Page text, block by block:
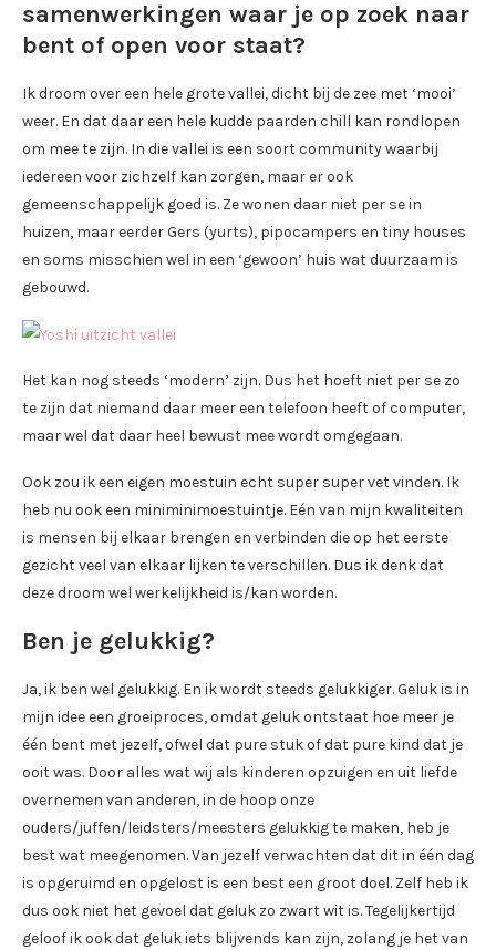
samenwerkingen waar je op zoek naar
bent of open voor staat?
Ik droom over een hele grote vallei, dicht bij de zee met ‘mooi’
weer. En dat daar een hele kudde paarden chill kan rondlopen
om mee te zijn. In die vallei is een soort community waarbij
iedereen voor zichzelf kan zorgen, maar er ook
gemeenschappelijk goed is. Ze wonen daar niet per se in
huizen, maar eerder Gers (yurts), pipocampers en tiny houses
en soms misschien wel in een ‘gewoon’ huis wat duurzaam is
gebouwd.
Het kan nog steeds ‘modern’ zijn. Dus het hoeft niet per se zo
te zijn dat niemand daar meer een telefoon heeft of computer,
maar wel dat daar heel bewust mee wordt omgegaan.
Ook zou ik een eigen moestuin echt super super vet vinden. Ik
heb nu ook een miniminimoestuintje. Eén van mijn kwaliteiten
is mensen bij elkaar brengen en verbinden die op het eerste
gezicht veel van elkaar lijken te verschillen. Dus ik denk dat
deze droom wel werkelijkheid is/kan worden.
Ben je gelukkig?
Ja, ik ben wel gelukkig. En ik wordt steeds gelukkiger. Geluk is in
mijn idee een groeiproces, omdat geluk ontstaat hoe meer je
één bent met jezelf, ofwel dat pure stuk of dat pure kind dat je
ooit was. Door alles wat wij als kinderen opzuigen en uit liefde
overnemen van anderen, in de hoop onze
ouders/juffen/leidsters/meesters gelukkig te maken, heb je
best wat meegenomen. Van jezelf verwachten dat dit in één dag
is opgeruimd en opgelost is een best een groot doel. Zelf heb ik
dus ook niet het gevoel dat geluk zo zwart wit is. Tegelijkertijd
geloof ik ook dat geluk iets blijvends kan zijn, zolang je het van